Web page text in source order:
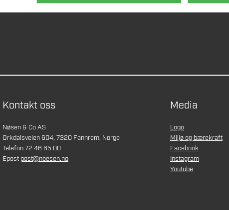
Kontakt oss
Nøsen & Co AS
Orkdalsveien 604, 7320 Fannrem, Norge
Telefon 72 46 65 00
Epost post@noesen.no
Media
Logo
Miljø og bærekraft
Facebook
Instagram
Youtube